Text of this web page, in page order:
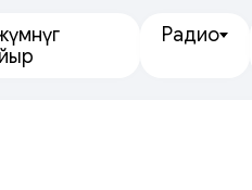
Радио